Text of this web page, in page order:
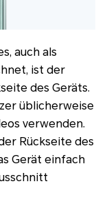
auch als
ist der
des Geräts.
üblicherweise
verwenden.
Rückseite des
Gerät einfach